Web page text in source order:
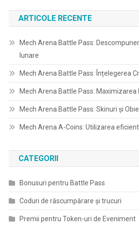
ARTICOLE RECENTE
Mech Arena Battle Pass:
lunare
Mech Arena Battle Pass: Înțelegerea
Mech Arena Battle Pass: Maximizarea
Mech Arena Battle Pass: Skinuri și
Mech Arena A-Coins: Utilizarea
CATEGORII
Bonusuri pentru Battle Pass
Coduri de răscumpărare și trucuri
Premii pentru Token-uri de Eveniment